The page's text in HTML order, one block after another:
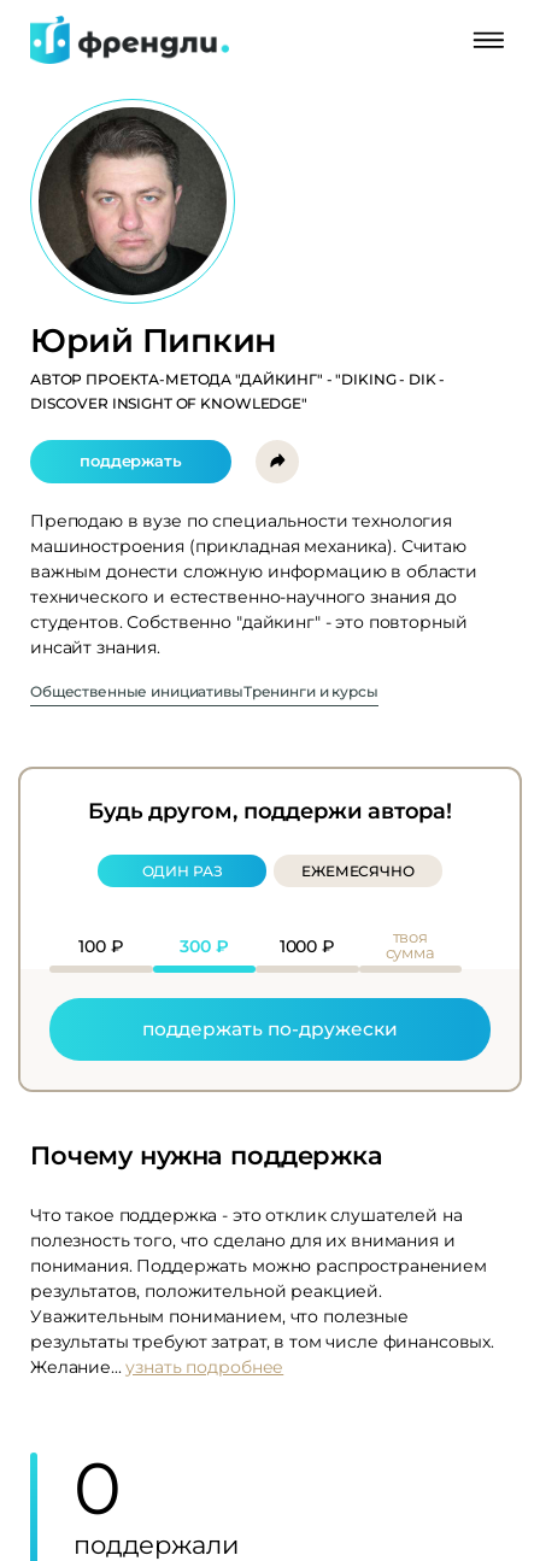
Юрий Пипкин
АВТОР ПРОЕКТА-МЕТОДА "ДАЙКИНГ" - "DIKING - DIK -
DISCOVER INSIGHT OF KNOWLEDGE"
поддержать
Преподаю в вузе по специальности технология
машиностроения (прикладная механика). Считаю
важным донести сложную информацию в области
технического и естественно-научного знания до
студентов. Собственно "дайкинг" - это повторный
инсайт знания.
Общественные инициативыТренинги и курсы
Почему нужна поддержка
Что такое поддержка - это отклик слушателей на
полезность того, что сделано для их внимания и
понимания. Поддержать можно распространением
результатов, положительной реакцией.
Уважительным пониманием, что полезные
результаты требуют затрат, в том числе финансовых.
Желание...узнать подробнее
Будь другом, поддержи автора!
ОДИН РАЗ ЕЖЕМЕСЯЧНО
100₽ 300₽ 1000 ₽
твоя
сумма
поддержать по-дружески
0
поддержали